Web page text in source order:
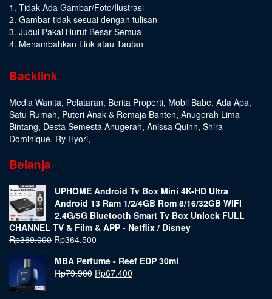
1. Tidak Ada Gambar/Foto/Ilustrasi
2. Gambar tidak sesuai dengan tulisan
3. Judul Pakai Huruf Besar Semua
4. Menambahkan Link atau Tautan
Backlink
Media Wanita, Pelataran, Berita Properti, Mobil Babe, Ada Apa,
Satu Rumah, Puteri Anak & Remaja Banten, Anugerah Lima
Bintang, Desta Semesta Anugerah, Anissa Quinn, Shira
Dominique, Ry Hyori,
Belanja
UPHOME Android Tv Box Mini 4K-HD Ultra
Android 13 Ram 1/2/4GB Rom 8/16/32GB WIFI
2.4G/5G Bluetooth Smart Tv Box Unlock FULL
CHANNEL TV & Film & APP - Netflix / Disney
Rp369.000 Rp364.500
MBA Perfume - Reef EDP 30ml
Rp79.900 Rp67.400